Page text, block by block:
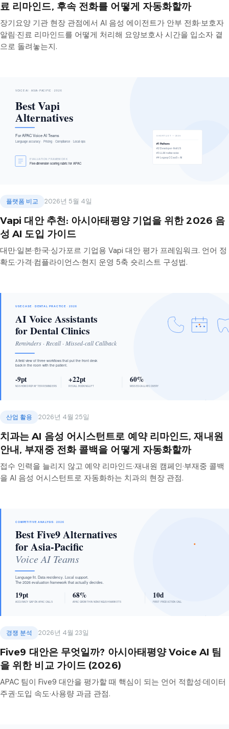
료 리마인드, 후속 전화를 어떻게 자동화할까
장기요양 기관 현장 관점에서 AI 음성 에이전트가 안부 전화·보호자
알림·진료 리마인드를 어떻게 처리해 요양보호사 시간을 입소자 곁
으로 돌려놓는지.
플랫폼 비교 2026년 5월 4일
Vapi 대안 추천: 아시아태평양 기업을 위한 2026 음
성 AI 도입 가이드
대만·일본·한국·싱가포르 기업용 Vapi 대안 평가 프레임워크. 언어 정
확도·가격·컴플라이언스·현지 운영 5축 숏리스트 구성법.
산업 활용 2026년 4월 25일
치과는 AI 음성 어시스턴트로 예약 리마인드, 재내원
안내, 부재중 전화 콜백을 어떻게 자동화할까
접수 인력을 늘리지 않고 예약 리마인드·재내원 캠페인·부재중 콜백
을 AI 음성 어시스턴트로 자동화하는 치과의 현장 관점.
경쟁 분석 2026년 4월 23일
Five9 대안은 무엇일까? 아시아태평양 Voice AI 팀
을 위한 비교 가이드 (2026)
APAC 팀이 Five9 대안을 평가할 때 핵심이 되는 언어 적합성·데이터
주권·도입 속도·사용량 과금 관점.